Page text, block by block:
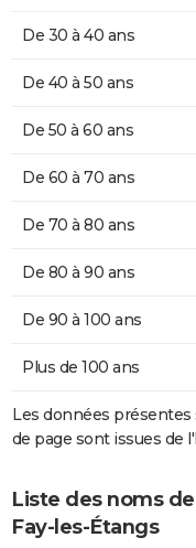
De 30 à 40 ans
De 40 à 50 ans
De 50 à 60 ans
De 60 à 70 ans
De 70 à 80 ans
De 80 à 90 ans
De 90 à 100 ans
Plus de 100 ans
Les données
de page sont issues de
Liste des noms
Fay-les-Étangs